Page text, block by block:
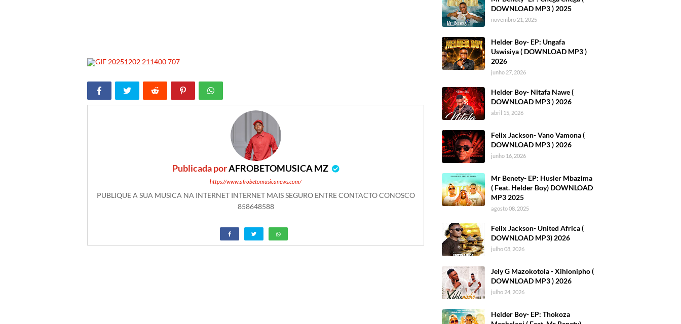
Publicada porAFROBETOMUSICA MZ
https://www.afrobetomusicanews.com/
PUBLIQUE A SUA MUSICA NA INTERNET INTERNET MAIS SEGURO ENTRE CONTACTO CONOSCO
858648588
DOWNLOAD MP3 ) 2025
novembro 21, 2025
Helder Boy- EP: Ungafa
Uswisiya ( DOWNLOAD MP3 )
2026
junho 27, 2026
Helder Boy- Nitafa Nawe (
DOWNLOAD MP3 ) 2026
abril 15, 2026
Felix Jackson- Vano Vamona (
DOWNLOAD MP3 ) 2026
junho 16, 2026
Mr Benety- EP: Husler Mbazima
( Feat. Helder Boy) DOWNLOAD
MP3 2025
agosto 08, 2025
Felix Jackson- United Africa (
DOWNLOAD MP3) 2026
julho 08, 2026
Jely G Mazokotola - Xihlonipho (
DOWNLOAD MP3 ) 2026
julho 24, 2026
Helder Boy- EP: Thokoza